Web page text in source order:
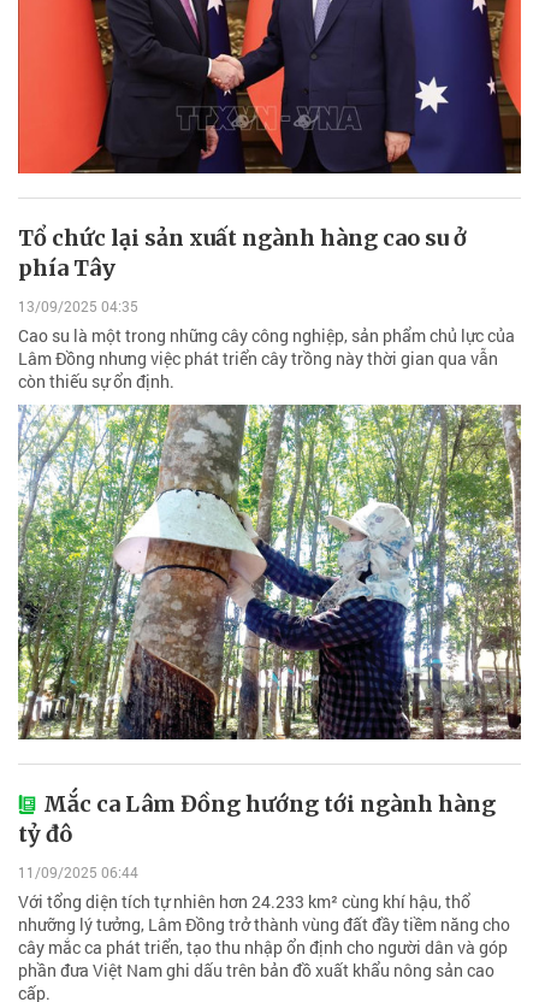
Tổ chức lại sản xuất ngành hàng cao su ở
phía Tây
13/09/2025 04:35
Cao su là một trong những cây công nghiệp, sản phẩm chủ lực của
Lâm Đồng nhưng việc phát triển cây trồng này thời gian qua vẫn
còn thiếu sự ổn định.
Mắc ca Lâm Đồng hướng tới ngành hàng
tỷ đô
11/09/2025 06:44
Với tổng diện tích tự nhiên hơn 24.233 km² cùng khí hậu, thổ
nhưỡng lý tưởng, Lâm Đồng trở thành vùng đất đầy tiềm năng cho
cây mắc ca phát triển, tạo thu nhập ổn định cho người dân và góp
phần đưa Việt Nam ghi dấu trên bản đồ xuất khẩu nông sản cao
cấp.